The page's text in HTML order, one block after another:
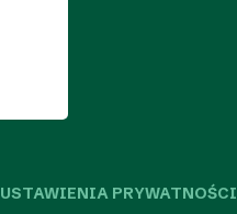
USTAWIENIA PRYWATNOŚCI